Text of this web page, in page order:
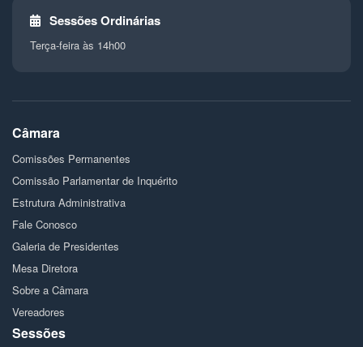
Sessões Ordinárias
Terça-feira às 14h00
Câmara
Comissões Permanentes
Comissão Parlamentar de Inquérito
Estrutura Administrativa
Fale Conosco
Galeria de Presidentes
Mesa Diretora
Sobre a Câmara
Vereadores
Sessões